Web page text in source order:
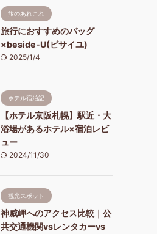
旅のあれこれ
旅行におすすめのバッグ
×beside-U(ビサイユ)
2025/1/4
ホテル宿泊記
【ホテル京阪札幌】駅近・大
浴場があるホテル×宿泊レビ
ュー
2024/11/30
観光スポット
神威岬へのアクセス比較｜公
共交通機関vsレンタカーvs